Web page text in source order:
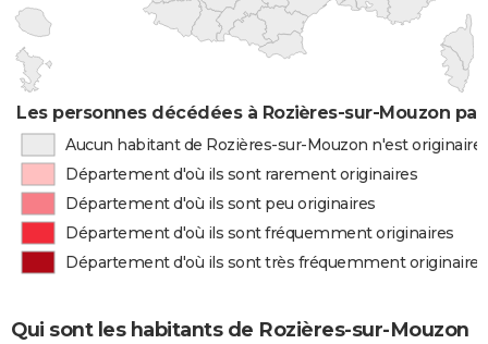
Les personnes décédées à Rozières-sur-Mouzon
Aucun habitant de Rozières-sur-Mouzon n'est
Département d'où ils sont rarement originaires
Département d'où ils sont peu originaires
Département d'où ils sont fréquemment originaires
Département d'où ils sont très fréquemment originaires
Qui sont les habitants de Rozières-sur-Mouzon